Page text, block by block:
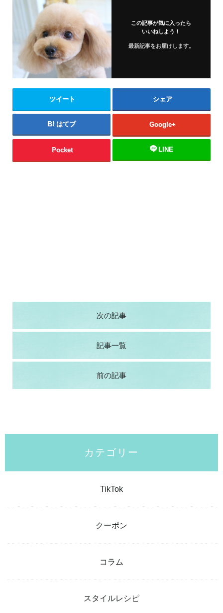
この記事が気に入ったら
いいねしよう！
最新記事をお届けします。
ツイート シェア
はてブ Google+
Pocket LINE
次の記事
記事一覧
前の記事
カテゴリー
TikTok
クーポン
コラム
スタイルレシピ